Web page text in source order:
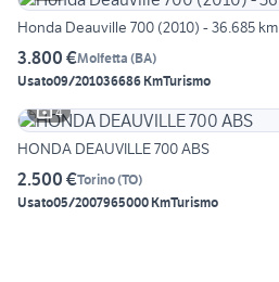
Honda Deauville 700 (2010) - 36.685 km
3.800 €Molfetta (BA)
Usato09/201036686 KmTurismo
4
HONDA DEAUVILLE 700 ABS
2.500 €Torino(TO)
Usato05/2007965000 KmTurismo